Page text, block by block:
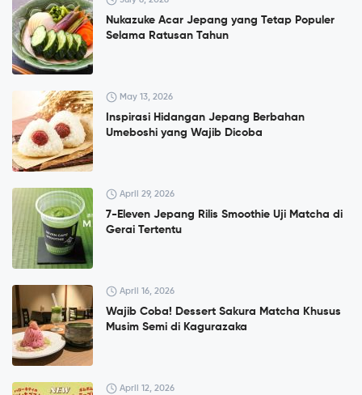
Nukazuke Acar Jepang yang Tetap Populer
Selama Ratusan Tahun
May 13, 2026
Inspirasi Hidangan Jepang Berbahan
Umeboshi yang Wajib Dicoba
April 29, 2026
7-Eleven Jepang Rilis Smoothie Uji Matcha di
Gerai Tertentu
April 16, 2026
Wajib Coba! Dessert Sakura Matcha Khusus
Musim Semi di Kagurazaka
April 12, 2026